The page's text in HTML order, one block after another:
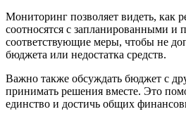
Мониторинг позволяет видеть, как
соотносятся с запланированными и
соответствующие меры, чтобы не
бюджета или недостатка средств.
Важно также обсуждать бюджет с
принимать решения вместе. Это
единство и достичь общих